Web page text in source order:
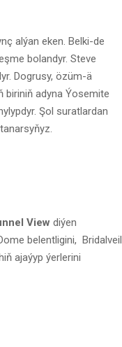
alýan eken. Belki-de
bolandyr. Steve
Dogrusy, özüm-ä
biriniň adyna Ýosemite
Şol suratlardan
View diýen
belentligini, Bridalveil
ajaýyp ýerlerini